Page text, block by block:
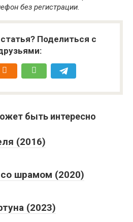
без регистрации.
Поделиться с
быть интересно
(2016)
шрамом (2020)
(2023)